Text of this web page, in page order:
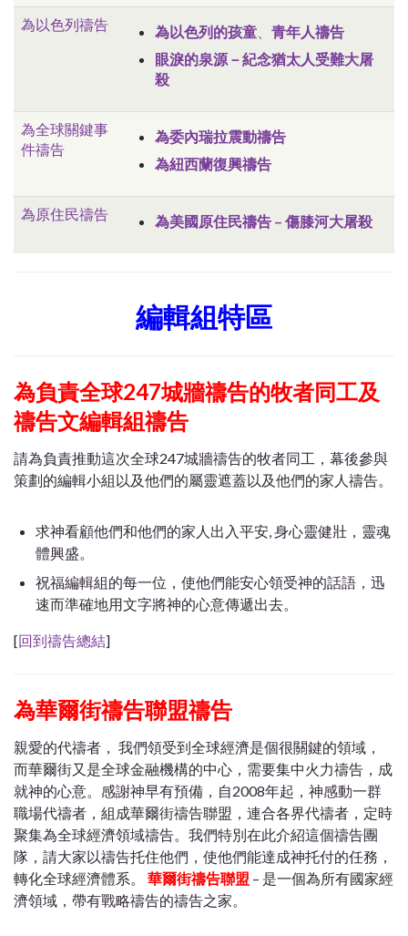
為以色列禱告 為以色列的孩童
青年人禱告
眼淚的泉源－紀念猶太人受難大屠
殺
為全球關鍵事
件禱告
為委內瑞拉震動禱告
為紐西蘭復興禱告
為原住民禱告 為美國原住民禱告 – 傷膝河大屠殺
編輯組特區
為負責全球247城牆禱告的牧者同工及
禱告文編輯組禱告
請為負責推動這次全球247城牆禱告的牧者同工，幕後參與
策劃的編輯小組以及他們的屬靈遮蓋以及他們的家人禱告。
求神看顧他們和他們的家人出入平安, 身心靈健壯，靈魂
體興盛。
祝福編輯組的每一位，使他們能安心領受神的話語，迅
速而準確地用文字將神的心意傳遞出去。
[回到禱告總結]
為華爾街禱告聯盟禱告
親愛的代禱者， 我們領受到全球經濟是個很關鍵的領域，
而華爾街又是全球金融機構的中心，需要集中火力禱告，成
就神的心意。感謝神早有預備，自2008年起，神感動一群
職場代禱者，組成華爾街禱告聯盟，連合各界代禱者，定時
聚集為全球經濟領域禱告。我們特別在此介紹這個禱告團
隊，請大家以禱告托住他們，使他們能達成神托付的任務，
轉化全球經濟體系。 華爾街禱告聯盟 – 是一個為所有國家經
濟領域，帶有戰略禱告的禱告之家。